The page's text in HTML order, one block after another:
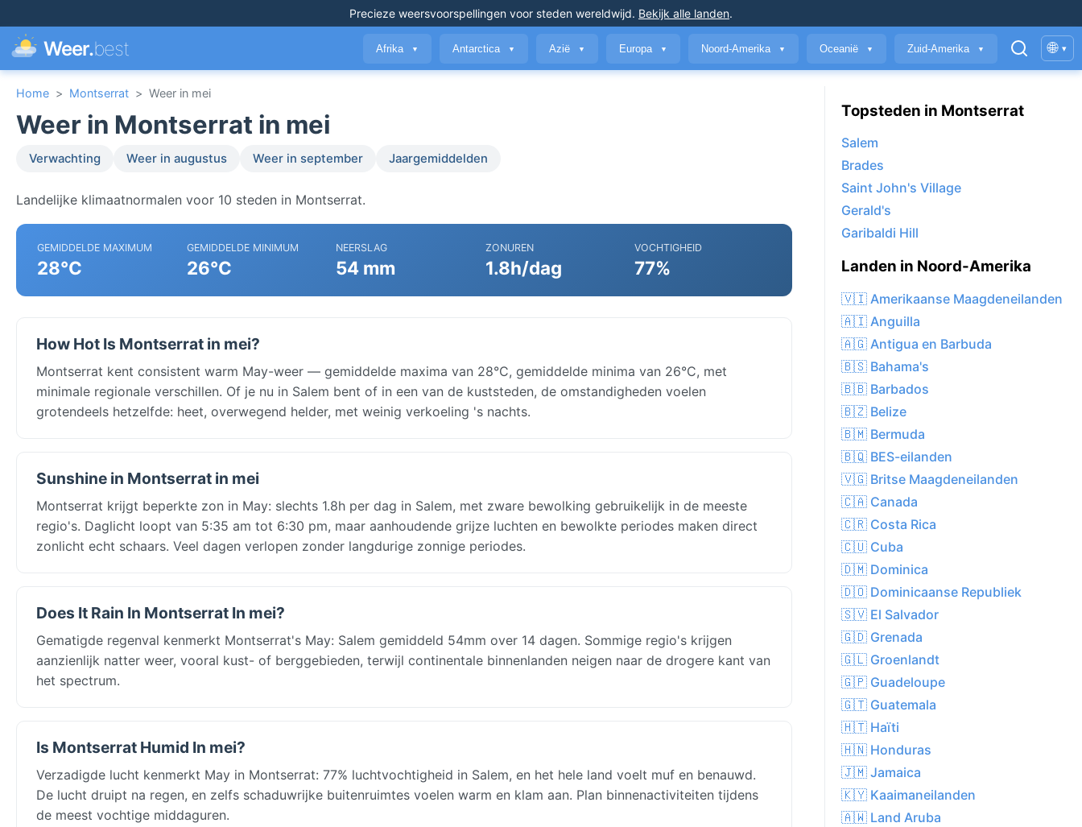
Precieze weersvoorspellingen voor steden wereldwijd. Bekijk alle landen.
Weer.best Afrika ▼ Antarctica ▼ Azië ▼ Europa ▼ Noord-Amerika ▼ Oceanië ▼ Zuid-Amerika ▼ 🌐 ▾
Home > Montserrat > Weer in mei
Weer in Montserrat in mei
Verwachting Weer in augustus Weer in september Jaargemiddelden
Landelijke klimaatnormalen voor 10 steden in Montserrat.
GEMIDDELDE MAXIMUM
28°C
GEMIDDELDE MINIMUM
26°C
NEERSLAG
54 mm
ZONUREN
1.8h/dag
VOCHTIGHEID
77%
How Hot Is Montserrat in mei?
Montserrat kent consistent warm May-weer — gemiddelde maxima van 28°C, gemiddelde minima van 26°C, met
minimale regionale verschillen. Of je nu in Salem bent of in een van de kuststeden, de omstandigheden voelen
grotendeels hetzelfde: heet, overwegend helder, met weinig verkoeling 's nachts.
Sunshine in Montserrat in mei
Montserrat krijgt beperkte zon in May: slechts 1.8h per dag in Salem, met zware bewolking gebruikelijk in de meeste
regio's. Daglicht loopt van 5:35 am tot 6:30 pm, maar aanhoudende grijze luchten en bewolkte periodes maken direct
zonlicht echt schaars. Veel dagen verlopen zonder langdurige zonnige periodes.
Does It Rain In Montserrat In mei?
Gematigde regenval kenmerkt Montserrat's May: Salem gemiddeld 54mm over 14 dagen. Sommige regio's krijgen
aanzienlijk natter weer, vooral kust- of berggebieden, terwijl continentale binnenlanden neigen naar de drogere kant van
het spectrum.
Is Montserrat Humid In mei?
Verzadigde lucht kenmerkt May in Montserrat: 77% luchtvochtigheid in Salem, en het hele land voelt muf en benauwd.
De lucht druipt na regen, en zelfs schaduwrijke buitenruimtes voelen warm en klam aan. Plan binnenactiviteiten tijdens
de meest vochtige middaguren.
Topsteden in Montserrat
Salem
Brades
Saint John's Village
Gerald's
Garibaldi Hill
Landen in Noord-Amerika
🇻🇮 Amerikaanse Maagdeneilanden
🇦🇮 Anguilla
🇦🇬 Antigua en Barbuda
🇧🇸 Bahama's
🇧🇧 Barbados
🇧🇿 Belize
🇧🇲 Bermuda
🇧🇶 BES-eilanden
🇻🇬 Britse Maagdeneilanden
🇨🇦 Canada
🇨🇷 Costa Rica
🇨🇺 Cuba
🇩🇲 Dominica
🇩🇴 Dominicaanse Republiek
🇸🇻 El Salvador
🇬🇩 Grenada
🇬🇱 Groenlandt
🇬🇵 Guadeloupe
🇬🇹 Guatemala
🇭🇹 Haïti
🇭🇳 Honduras
🇯🇲 Jamaica
🇰🇾 Kaaimaneilanden
🇦🇼 Land Aruba